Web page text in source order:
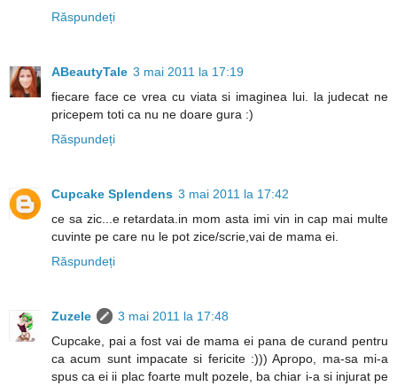
Răspundeți
ABeautyTale 3 mai 2011 la 17:19
fiecare face ce vrea cu viata si imaginea lui. la judecat ne
pricepem toti ca nu ne doare gura :)
Răspundeți
Cupcake Splendens 3 mai 2011 la 17:42
ce sa zic...e retardata.in mom asta imi vin in cap mai multe
cuvinte pe care nu le pot zice/scrie,vai de mama ei.
Răspundeți
Zuzele
3 mai 2011 la 17:48
Cupcake, pai a fost vai de mama ei pana de curand pentru
ca acum sunt impacate si fericite :))) Apropo, ma-sa mi-a
spus ca ei ii plac foarte mult pozele, ba chiar i-a si injurat pe